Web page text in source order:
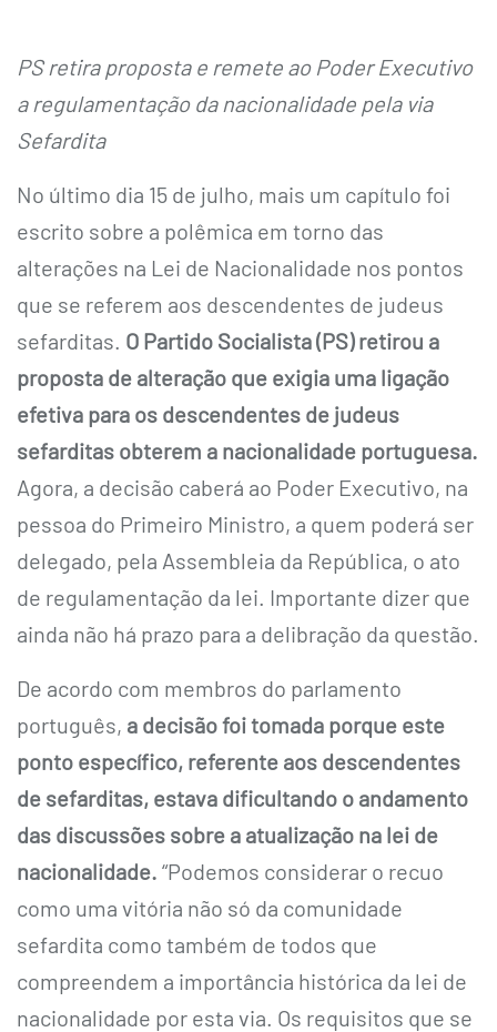
PS retira proposta e remete ao Poder Executivo
a regulamentação da nacionalidade pela via
Sefardita
No último dia 15 de julho, mais um capítulo foi
escrito sobre a polêmica em torno das
alterações na Lei de Nacionalidade nos pontos
que se referem aos descendentes de judeus
sefarditas. O Partido Socialista (PS) retirou a
proposta de alteração que exigia uma ligação
efetiva para os descendentes de judeus
sefarditas obterem a nacionalidade portuguesa.
Agora, a decisão caberá ao Poder Executivo, na
pessoa do Primeiro Ministro, a quem poderá ser
delegado, pela Assembleia da República, o ato
de regulamentação da lei. Importante dizer que
ainda não há prazo para a delibração da questão.
De acordo com membros do parlamento
português, a decisão foi tomada porque este
ponto específico, referente aos descendentes
de sefarditas, estava dificultando o andamento
das discussões sobre a atualização na lei de
nacionalidade. “Podemos considerar o recuo
como uma vitória não só da comunidade
sefardita como também de todos que
compreendem a importância histórica da lei de
nacionalidade por esta via. Os requisitos que se